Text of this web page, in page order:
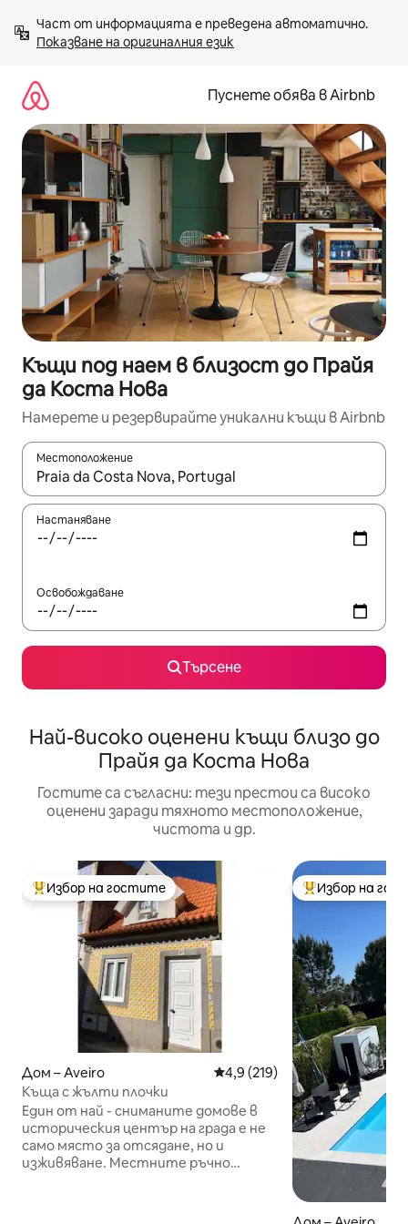
към
съдържанието
Показване на оригиналния език
Пуснете обява в Airbnb
Къщи под наем в близост до Прайя
да Коста Нова
Намерете и резервирайте уникални къщи в Airbnb
Местоположение
Когато резултатите се покажат, използвайте
Настаняване
Освобождаване
Търсене
Най-високо оценени къщи близо до
Прайя да Коста Нова
Гостите са съгласни: тези престои са високо
оценени заради тяхното местоположение,
чистота и др.
Най-популярен избор на гостите
Избор на гостите
Дом – Aveiro Средна оценка: 4,9 от 5,
4,9 (219)
Къща с жълти плочки
Един от най - сниманите домове в
историческия център на града е не
само място за отсядане, но и
изживяване. Местните ръчно
Най-популярен
Избор на